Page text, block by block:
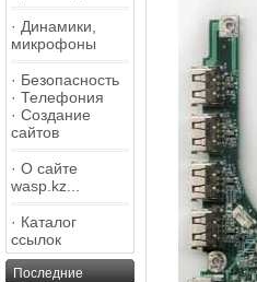
· Динамики,
микрофоны
· Безопасность
· Телефония
· Создание
сайтов
· О сайте
wasp.kz...
· Каталог
ссылок
Последние